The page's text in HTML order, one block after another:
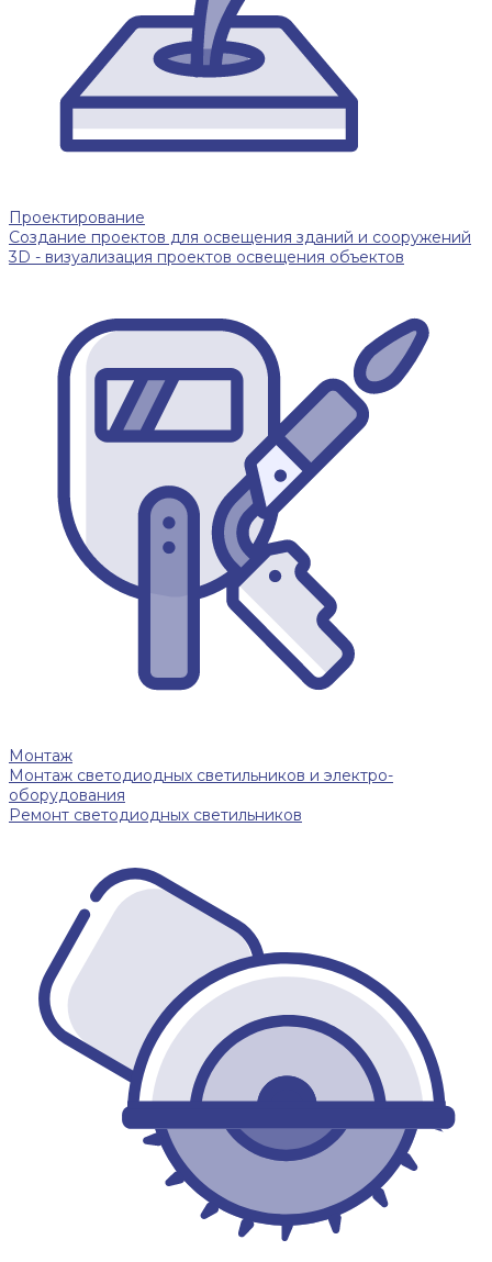
Проектирование
Создание проектов для освещения зданий и сооружений
3D - визуализация проектов освещения объектов
Монтаж
Монтаж светодиодных светильников и электро-
оборудования
Ремонт светодиодных светильников